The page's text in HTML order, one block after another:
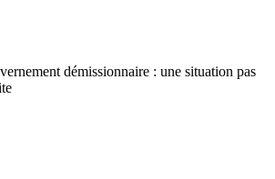
démissionnaire : une situation pas